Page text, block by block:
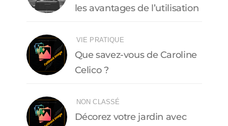
les avantages de l’utilisation
VIE PRATIQUE
Que savez-vous de Caroline
Celico ?
NON CLASSÉ
Décorez votre jardin avec